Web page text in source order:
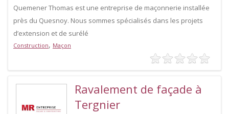
Quemener Thomas est une entreprise de maçonnerie installée
près du Quesnoy. Nous sommes spécialisés dans les projets
d’extension et de surélé
Construction, Maçon
Ravalement de façade à
Tergnier